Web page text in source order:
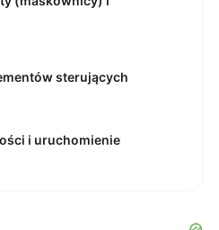
sterujących
i uruchomienie